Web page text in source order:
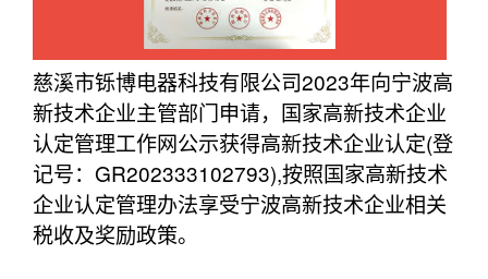
慈溪市铄博电器科技有限公司2023年向宁波高
新技术企业主管部门申请，国家高新技术企业
认定管理工作网公示获得高新技术企业认定(登
记号：GR202333102793),按照国家高新技术
企业认定管理办法享受宁波高新技术企业相关
税收及奖励政策。